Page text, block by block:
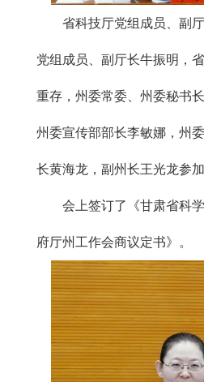
省科技厅党组成员、副
党组成员、副厅长牛振明，
重存，州委常委、州委秘书
州委宣传部部长李敏娜，州
长黄海龙，副州长王光龙参加
会上签订了《甘肃省科
府厅州工作会商议定书》。